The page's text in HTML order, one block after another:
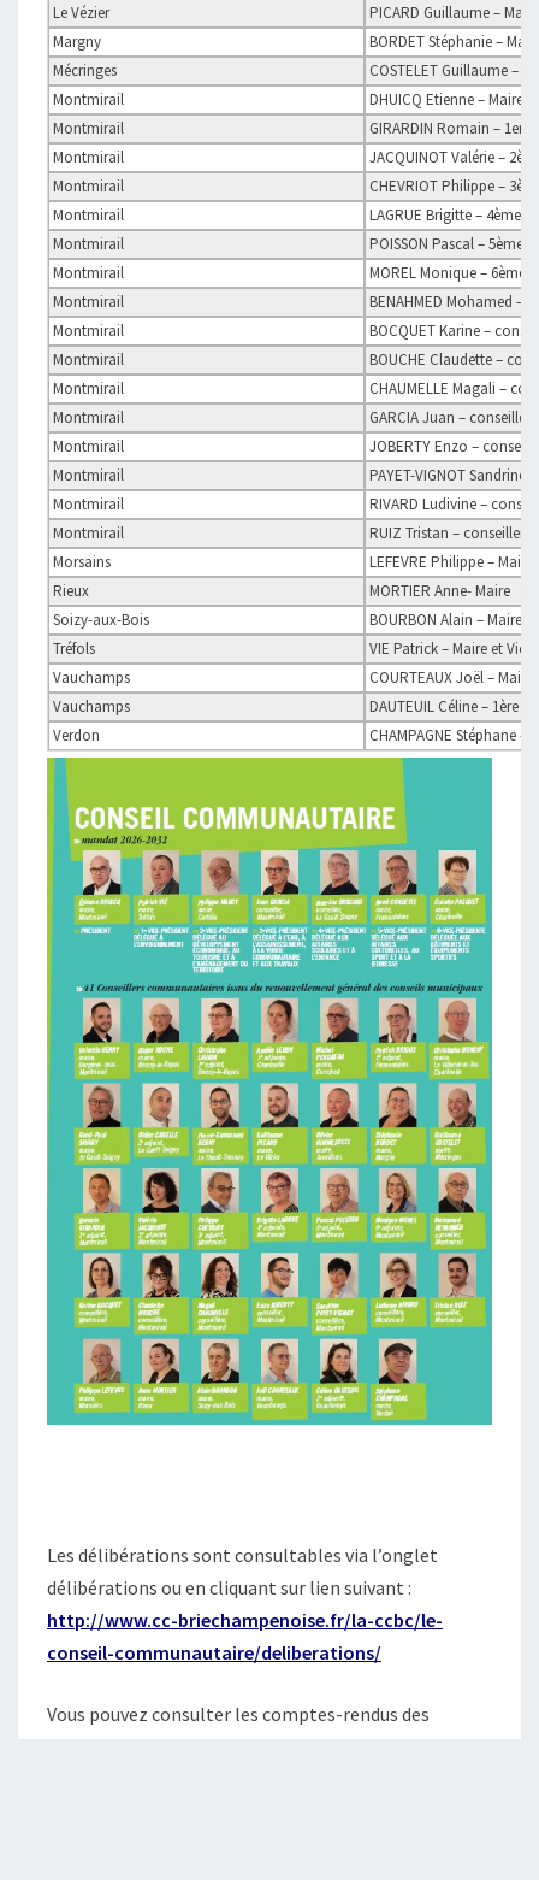
Le Vézier
PICARD Guillaume – Maire
Margny
BORDET Stéphanie –
Mécringes
COSTELET Guillaume –
Montmirail
DHUICQ Etienne – Maire
Montmirail
GIRARDIN Romain – 1er
Montmirail
JACQUINOT Valérie –
Montmirail
CHEVRIOT Philippe –
Montmirail
LAGRUE Brigitte – 4ème
Montmirail
POISSON Pascal – 5ème
Montmirail
MOREL Monique – 6ème
Montmirail
BENAHMED Mohamed –
Montmirail
BOCQUET Karine –
Montmirail
BOUCHE Claudette –
Montmirail
CHAUMELLE Magali –
Montmirail
GARCIA Juan – conseiller
Montmirail
JOBERTY Enzo –
Montmirail
PAYET-VIGNOT Sandrine
Montmirail
RIVARD Ludivine –
Montmirail
RUIZ Tristan – conseiller
Morsains
LEFEVRE Philippe – Maire
Rieux
MORTIER Anne- Maire
Soizy-aux-Bois
BOURBON Alain – Maire
Tréfols
VIE Patrick – Maire et
Vauchamps
COURTEAUX Joël – Maire
Vauchamps
DAUTEUIL Céline – 1ère
Verdon
CHAMPAGNE Stéphane –
Les délibérations sont consultables via l’onglet
délibérations ou en cliquant sur lien suivant :
http://www.cc-briechampenoise.fr/la-ccbc/le-
conseil-communautaire/deliberations/
Vous pouvez consulter les comptes-rendus des